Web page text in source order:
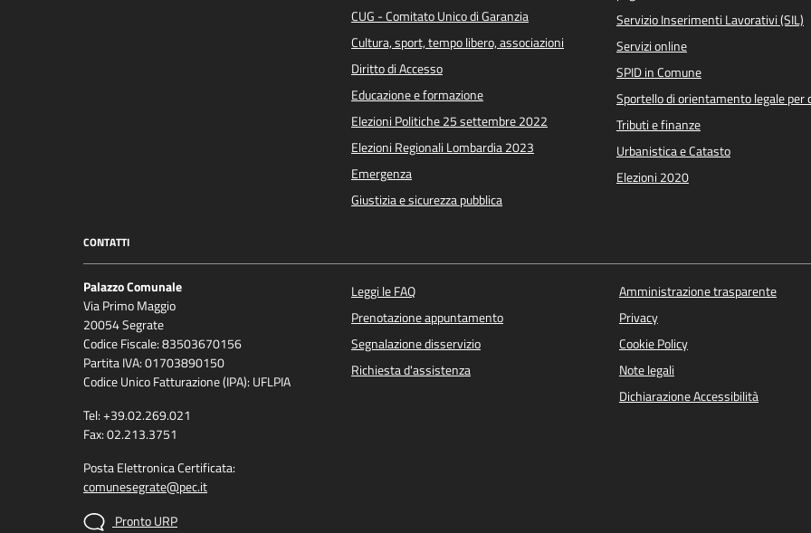
CUG - Comitato Unico di Garanzia
Cultura, sport, tempo libero, associazioni
Diritto di Accesso
Educazione e formazione
Elezioni Politiche 25 settembre 2022
Elezioni Regionali Lombardia 2023
Emergenza
Giustizia e sicurezza pubblica
Servizio Inserimenti Lavorativi (SIL)
Servizi online
SPID in Comune
Sportello di orientamento legale per
Tributi e finanze
Urbanistica e Catasto
Elezioni 2020
CONTATTI
Palazzo Comunale
Via Primo Maggio
20054 Segrate
Codice Fiscale: 83503670156
Partita IVA: 01703890150
Codice Unico Fatturazione (IPA): UFLPIA
Tel: +39.02.269.021
Fax: 02.213.3751
Posta Elettronica Certificata:
comunesegrate@pec.it
Pronto URP
Leggi le FAQ
Prenotazione appuntamento
Segnalazione disservizio
Richiesta d'assistenza
Amministrazione trasparente
Privacy
Cookie Policy
Note legali
Dichiarazione Accessibilità